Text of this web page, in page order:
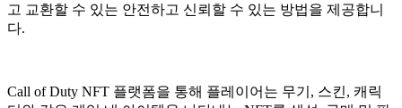
고 교환할 수 있는 안전하고 신뢰할 수 있는 방법을 제공합니
다.
Call of Duty NFT 플랫폼을 통해 플레이어는 무기, 스킨, 캐릭